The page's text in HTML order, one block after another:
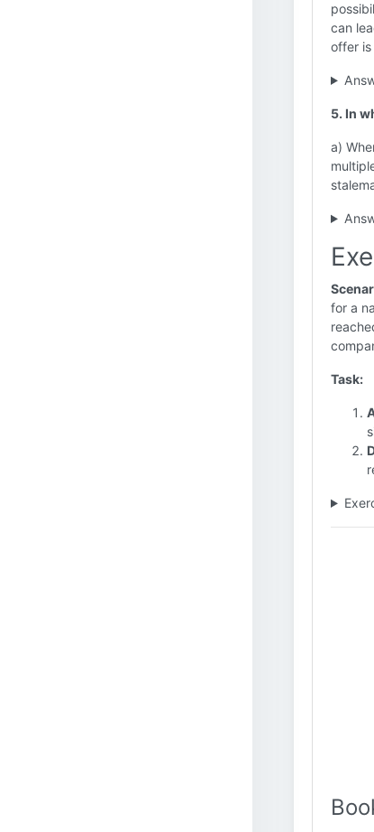
can
offer
5. In
a)
for a
Task: